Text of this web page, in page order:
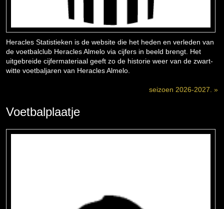
Heracles Statistieken is de website die het heden en verleden van
de voetbalclub Heracles Almelo via cijfers in beeld brengt. Het
uitgebreide cijfermateriaal geeft zo de historie weer van de zwart-
witte voetbaljaren van Heracles Almelo.
seizoen 2026-2027. »
Voetbalplaatje